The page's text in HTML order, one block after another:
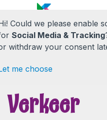
Onze school
Informatie
Verkeer
Could we please enable
Social Media & Tracking
withdraw your consent
me choose